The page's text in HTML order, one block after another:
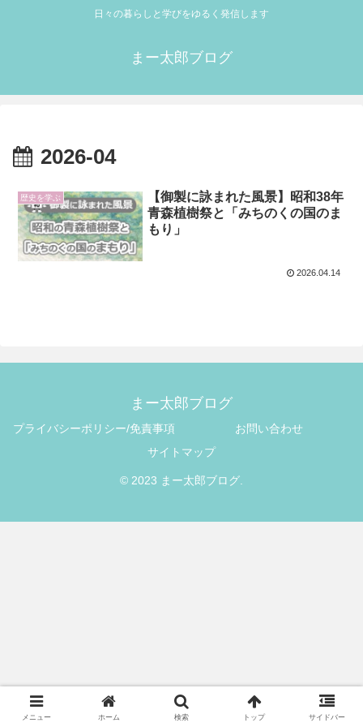
日々の暮らしと学びをゆるく発信します
まー太郎ブログ
2026-04
歴史を学ぶ
【御製に詠まれた風景】昭和38年
青森植樹祭と「みちのくの国のま
もり」
2026.04.14
まー太郎ブログ
プライバシーポリシー/免責事項
お問い合わせ
サイトマップ
© 2023 まー太郎ブログ.
メニュー ホーム 検索 トップ サイドバー